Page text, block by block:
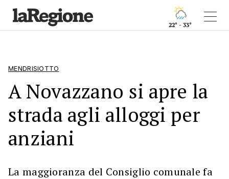
22° - 33°
MENDRISIOTTO
A Novazzano si apre la
strada agli alloggi per
anziani
La maggioranza del Consiglio comunale fa